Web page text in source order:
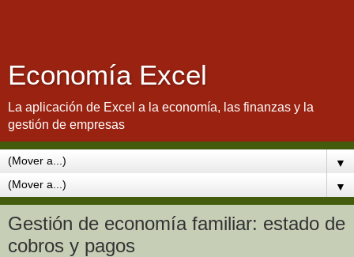
Economía Excel
La aplicación de Excel a la economía, las finanzas y la
gestión de empresas
▼
▼
Gestión de economía familiar: estado de
cobros y pagos